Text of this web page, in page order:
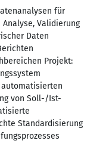
für
Validierung
Daten
Projekt:
automatisierten
von Soll-/Ist-
Standardisierung